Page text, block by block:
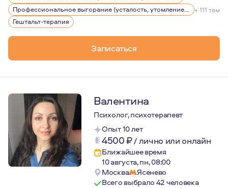
Я искренне верю, что в каждом человеке гораздо
Профессиональное выгорание (усталость, утомление), стрессы
+ 111 тем
Гештальт-терапия
Записаться
Валентина
Психолог, психотерапевт
Опыт 10 лет
4500₽/лично или онлайн
Ближайшее время
10 августа, пн, 08:00
Москва
Ясенево
Всего выбрало 42 человека